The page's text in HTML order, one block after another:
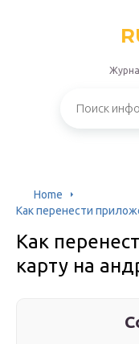
Home
Как перенести
Как
карту на